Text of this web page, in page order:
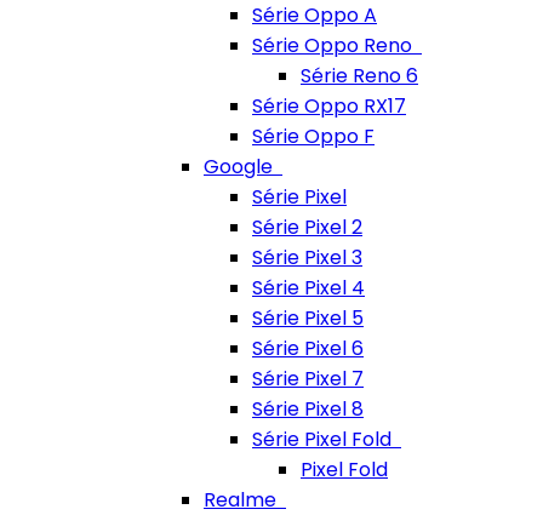
Série Oppo A
Série Oppo Reno
Série Reno 6
Série Oppo RX17
Série Oppo F
Google
Série Pixel
Série Pixel 2
Série Pixel 3
Série Pixel 4
Série Pixel 5
Série Pixel 6
Série Pixel 7
Série Pixel 8
Série Pixel Fold
Pixel Fold
Realme